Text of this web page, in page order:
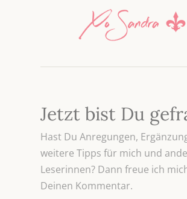
Jetzt bist Du
Hast Du Anregungen,
weitere Tipps für mich und
Leserinnen? Dann freue ich
Deinen Kommentar.